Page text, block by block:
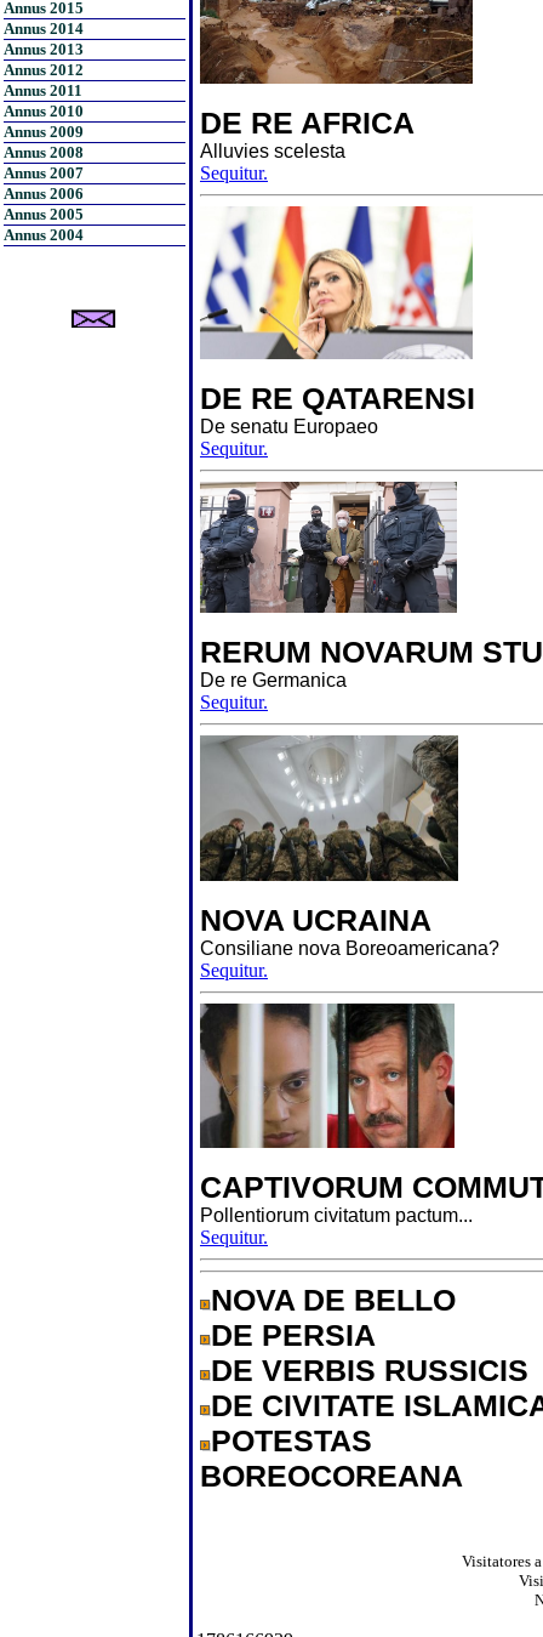
Annus 2015
Annus 2014
Annus 2013
Annus 2012
Annus 2011
Annus 2010
Annus 2009
Annus 2008
Annus 2007
Annus 2006
Annus 2005
Annus 2004
DE RE AFRICA
Alluvies scelesta
Sequitur.
DE RE QATARENSI
De senatu Europaeo
Sequitur.
RERUM NOVARUM
De re Germanica
Sequitur.
NOVA UCRAINA
Consiliane nova Boreoamericana?
Sequitur.
CAPTIVORUM
Pollentiorum civitatum pactum...
Sequitur.
NOVA DE BELLO
DE PERSIA
DE VERBIS RUSSICIS
DE CIVITATE
POTESTAS
BOREOCOREANA
Visitatores